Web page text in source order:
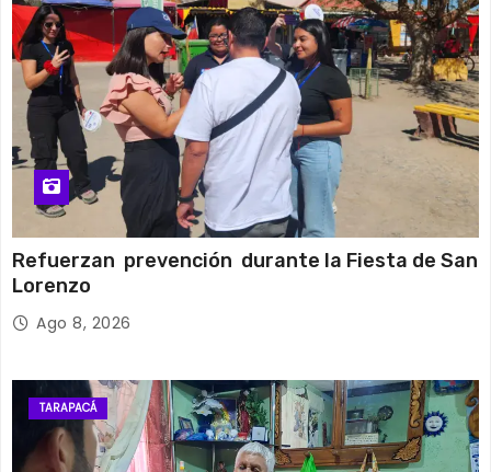
Refuerzan prevención durante la Fiesta de San
Lorenzo
Ago 8, 2026
TARAPACÁ